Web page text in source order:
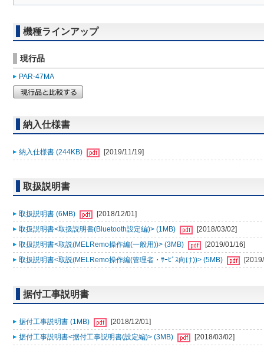
機種ラインアップ
現行品
PAR-47MA
納入仕様書
納入仕様書 (244KB) [2019/11/19]
取扱説明書
取扱説明書 (6MB)
[2018/12/01]
取扱説明書<取扱説明書(Bluetooth設定編)> (1MB)
[2018/03/02]
取扱説明書<取説(MELRemo操作編(一般用))> (3MB)
[2019/01/16]
取扱説明書<取説(MELRemo操作編(管理者・ｻｰﾋﾞｽ向け))> (5MB)
据付工事説明書
据付工事説明書 (1MB)
[2018/12/01]
据付工事説明書<据付工事説明書(設定編)> (3MB)
[2018/03/02]